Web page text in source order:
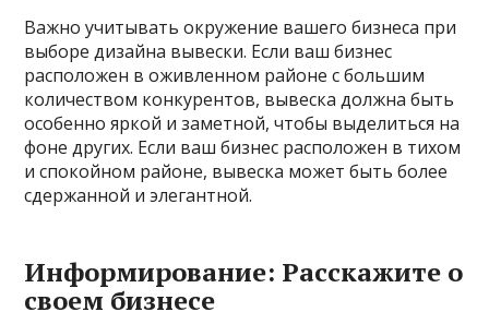
Важно учитывать окружение вашего бизнеса при
выборе дизайна вывески. Если ваш бизнес
расположен в оживленном районе с большим
количеством конкурентов, вывеска должна быть
особенно яркой и заметной, чтобы выделиться на
фоне других. Если ваш бизнес расположен в тихом
и спокойном районе, вывеска может быть более
сдержанной и элегантной.
Информирование: Расскажите о
своем бизнесе